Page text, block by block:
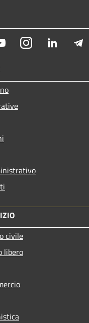
YoutubeInstagram LinkedIn
civile
libero